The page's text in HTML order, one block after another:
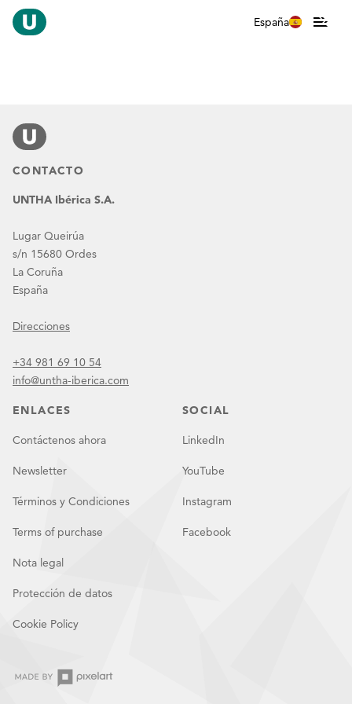
España
CONTACTO
UNTHA Ibérica S.A.
Lugar Queirúa
s/n 15680 Ordes
La Coruña
España
Direcciones
+34 981 69 10 54
info@untha-iberica.com
ENLACES
Contáctenos ahora
Newsletter
Términos y Condiciones
Terms of purchase
Nota legal
Protección de datos
Cookie Policy
SOCIAL
LinkedIn
YouTube
Instagram
Facebook